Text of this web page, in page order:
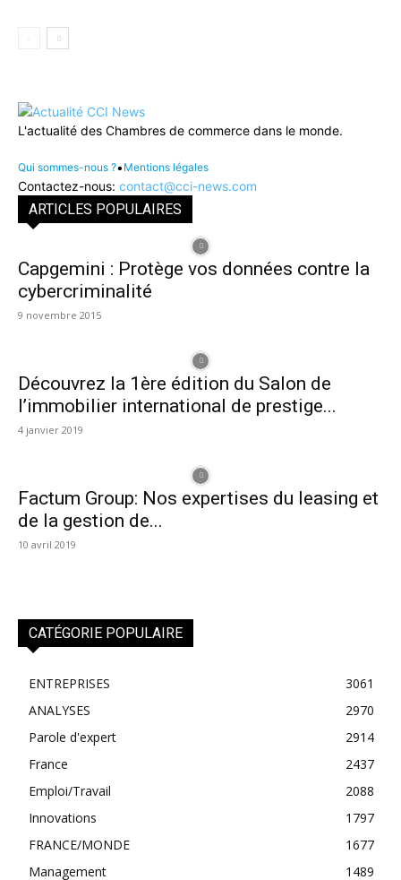
L'actualité des Chambres de commerce dans le monde.
Qui sommes-nous ?• Mentions légales
Contactez-nous: contact@cci-news.com
ARTICLES POPULAIRES
Capgemini : Protège vos données contre la
cybercriminalité
9 novembre 2015
Découvrez la 1ère édition du Salon de
l’immobilier international de prestige...
4 janvier 2019
Factum Group: Nos expertises du leasing et
de la gestion de...
10 avril 2019
CATÉGORIE POPULAIRE
ENTREPRISES
3061
ANALYSES
2970
Parole d'expert
2914
France
2437
Emploi/Travail
2088
Innovations
1797
FRANCE/MONDE
1677
Management
1489